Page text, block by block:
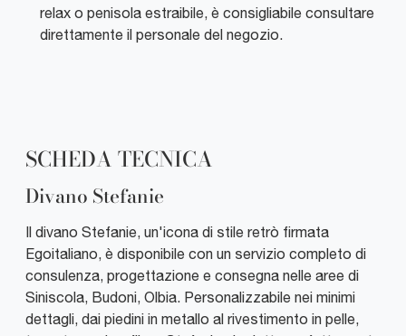
relax o penisola estraibile, è consigliabile consultare
direttamente il personale del negozio.
SCHEDA TECNICA
Divano Stefanie
Il divano Stefanie, un'icona di stile retrò firmata
Egoitaliano, è disponibile con un servizio completo di
consulenza, progettazione e consegna nelle aree di
Siniscola, Budoni, Olbia. Personalizzabile nei minimi
dettagli, dai piedini in metallo al rivestimento in pelle,